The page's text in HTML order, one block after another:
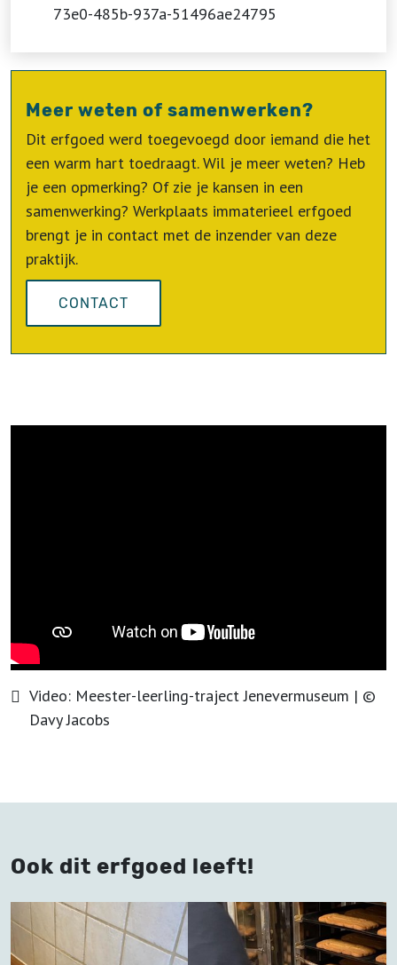
73e0-485b-937a-51496ae24795
Meer weten of samenwerken?
Dit erfgoed werd toegevoegd door iemand die het
een warm hart toedraagt. Wil je meer weten? Heb
je een opmerking? Of zie je kansen in een
samenwerking? Werkplaats immaterieel erfgoed
brengt je in contact met de inzender van deze
praktijk.
CONTACT
Video: Meester-leerling-traject Jenevermuseum | ©
Davy Jacobs
Ook dit erfgoed leeft!